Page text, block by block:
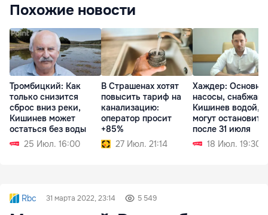
Похожие новости
Тромбицкий: Как
только снизится
сброс вниз реки,
Кишинев может
остаться без воды
25 Июл. 16:00
В Страшенах хотят
повысить тариф на
канализацию:
оператор просит
+85%
27 Июл. 21:14
Хаждер:
насосы,
Кишинев водой,
могут
после 31 июля
18 Июл. 19:30
Rbc 31 марта 2022, 23:14 5 549